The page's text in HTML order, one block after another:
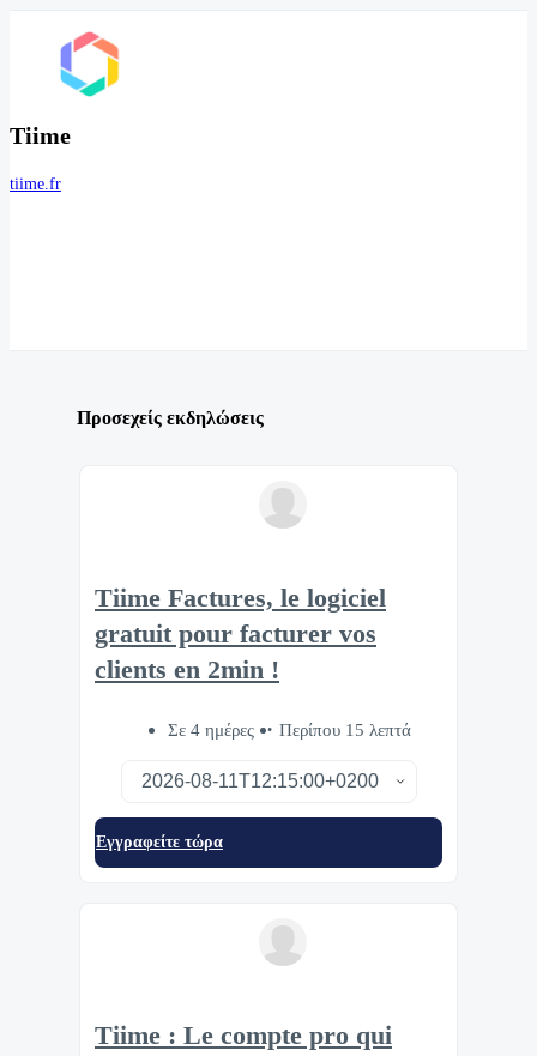
Tiime
tiime.fr
Προσεχείς εκδηλώσεις
Tiime Factures, le logiciel
gratuit pour facturer vos
clients en 2min !
Σε 4 ημέρες Περίπου 15 λεπτά
Eγγραφείτε τώρα
Tiime : Le compte pro qui